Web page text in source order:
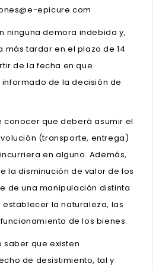
epicure.com
ninguna demora indebida y,
más tardar en el plazo de 14
de la fecha en que
informado de la decisión de
conocer que deberá asumir el
(transporte, entrega)
en alguno. Además,
la disminución de valor de los
de una manipulación distinta
la naturaleza, las
de los bienes.
saber que existen
de desistimiento, tal y